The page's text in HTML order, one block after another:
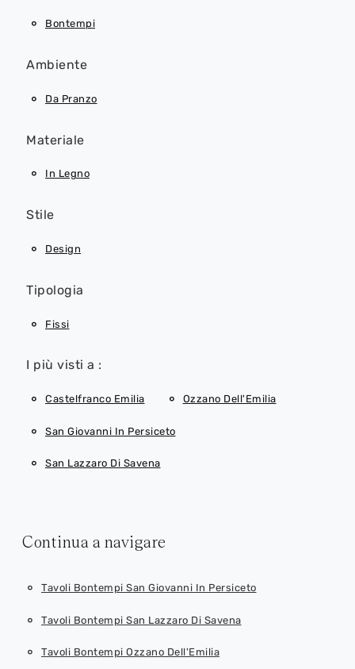
Bontempi
Ambiente
Da Pranzo
Materiale
In Legno
Stile
Design
Tipologia
Fissi
I più visti a :
Castelfranco Emilia Ozzano Dell'Emilia
San Giovanni In Persiceto
San Lazzaro Di Savena
Continua a navigare
Tavoli Bontempi San Giovanni In Persiceto
Tavoli Bontempi San Lazzaro Di Savena
Tavoli Bontempi Ozzano Dell'Emilia